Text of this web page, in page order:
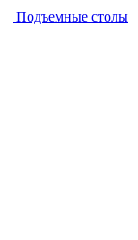
Подъемные столы